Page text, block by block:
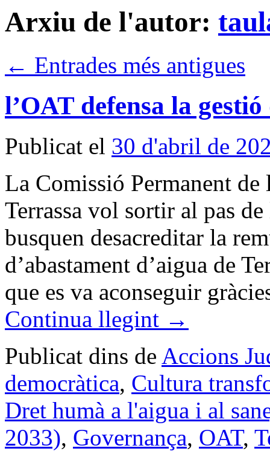
Arxiu de l'autor:
← Entrades més antigues
l’OAT defensa la
Publicat el 30 d'abril de
La Comissió Permanent
Terrassa vol sortir al pas
busquen desacreditar la
d’abastament d’aigua de
que es va aconseguir
Continua llegint →
Publicat dins de Accions
democràtica, Cultura
Dret humà a l'aigua i al
2033), Governança, OAT,